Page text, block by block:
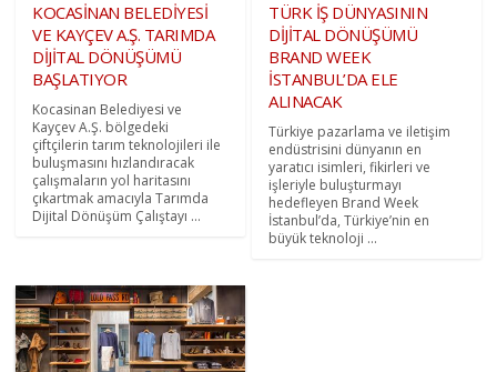
KOCASİNAN BELEDİYESİ
VE KAYÇEV A.Ş. TARIMDA
DİJİTAL DÖNÜŞÜMÜ
BAŞLATIYOR
Kocasinan Belediyesi ve
Kayçev A.Ş. bölgedeki
çiftçilerin tarım teknolojileri ile
buluşmasını hızlandıracak
çalışmaların yol haritasını
çıkartmak amacıyla Tarımda
Dijital Dönüşüm Çalıştayı ...
TÜRK İŞ DÜNYASININ
DİJİTAL DÖNÜŞÜMÜ
BRAND WEEK
İSTANBUL’DA ELE
ALINACAK
Türkiye pazarlama ve iletişim
endüstrisini dünyanın en
yaratıcı isimleri, fikirleri ve
işleriyle buluşturmayı
hedefleyen Brand Week
İstanbul’da, Türkiye’nin en
büyük teknoloji ...